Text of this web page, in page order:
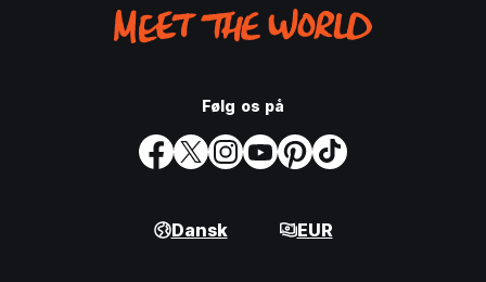
Følg os på
Dansk EUR